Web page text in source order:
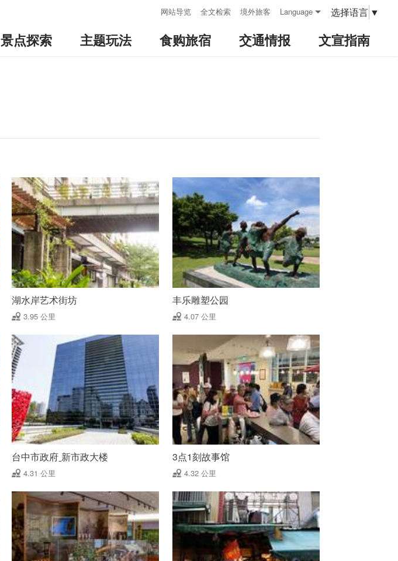
网站导览 全文检索 境外旅客 Language 选择语言 ▼
景点探索 主题玩法 食购旅宿 交通情报 文宣指南
湖水岸艺术街坊
3.95 公里
丰乐雕塑公园
4.07 公里
台中市政府ˍ新市政大楼
4.31 公里
3点1刻故事馆
4.32 公里